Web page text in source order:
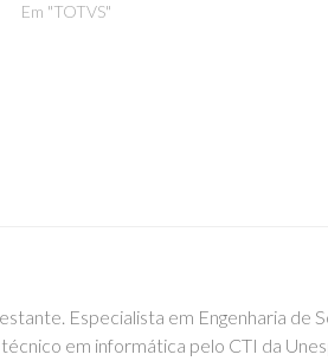
Em "TOTVS"
Especialista em Engenharia de
em informática pelo CTI da